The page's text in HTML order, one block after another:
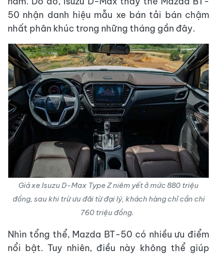
50 nhận danh hiệu mẫu xe bán tải bán chậm
nhất phân khúc trong những tháng gần đây.
Giá xe Isuzu D-Max Type Z niêm yết ở mức 880 triệu
đồng, sau khi trừ ưu đãi từ đại lý, khách hàng chỉ cần chi
760 triệu đồng.
Nhìn tổng thể, Mazda BT-50 có nhiều ưu điểm
nổi bật. Tuy nhiên, điều này không thể giúp